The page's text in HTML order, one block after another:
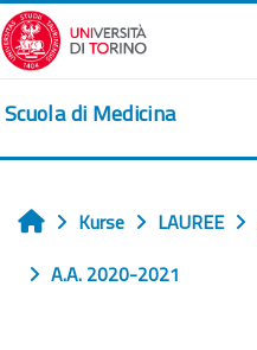
Zum Hauptinhalt
Scuola di Medicina
Startseite
Kurse LAUREE
A.A. 2020-2021